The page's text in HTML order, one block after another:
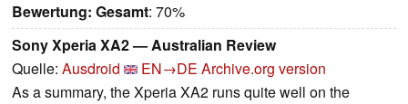
Bewertung: Gesamt: 70%
Sony Xperia XA2 — Australian Review
Quelle: Ausdroid EN→DE Archive.org version
As a summary, the Xperia XA2 runs quite well on the